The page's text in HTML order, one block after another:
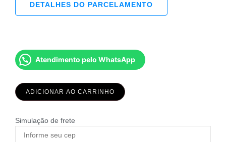
DETALHES DO PARCELAMENTO
Atendimento pelo WhatsApp
ADICIONAR AO CARRINHO
Simulação de frete